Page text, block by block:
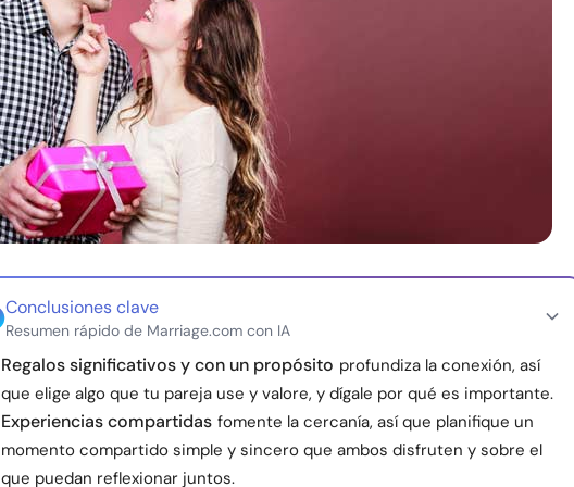
Conclusiones clave
Resumen rápido de Marriage.com con IA
Regalos significativos y con un propósito profundiza la conexión, así
que elige algo que tu pareja use y valore, y dígale por qué es importante.
Experiencias compartidas fomente la cercanía, así que planifique un
momento compartido simple y sincero que ambos disfruten y sobre el
que puedan reflexionar juntos.